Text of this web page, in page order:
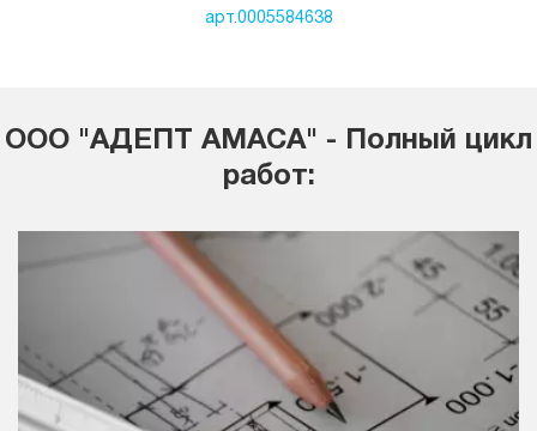
арт.0005584638
ООО "АДЕПТ АМАСА" - Полный цикл
работ: